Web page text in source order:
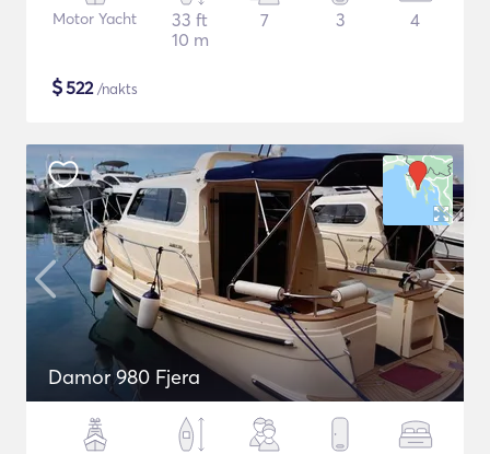
Motor Yacht
33 ft
10 m
7 3 4
$522/nakts
Damor 980 Fjera